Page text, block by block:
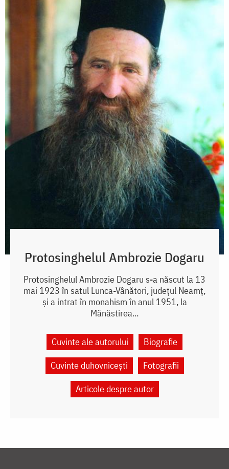
Protosinghelul Ambrozie Dogaru
Protosinghelul Ambrozie Dogaru s-a născut la 13
mai 1923 în satul Lunca-Vânători, județul Neamț,
și a intrat în monahism în anul 1951, la
Mănăstirea...
Cuvinte ale autorului
Biografie
Cuvinte duhovnicești
Fotografii
Articole despre autor